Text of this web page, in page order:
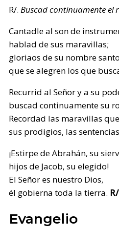
R/.Buscad continuamente el
Cantadle al son de
hablad de sus maravillas;
gloriaos de su nombre
que se alegren los que
Recurrid al Señor y a su
buscad continuamente su
Recordad las maravillas
sus prodigios, las
¡Estirpe de Abrahán, su
hijos de Jacob, su elegido!
El Señor es nuestro Dios,
él gobierna toda la tierra.
Evangelio